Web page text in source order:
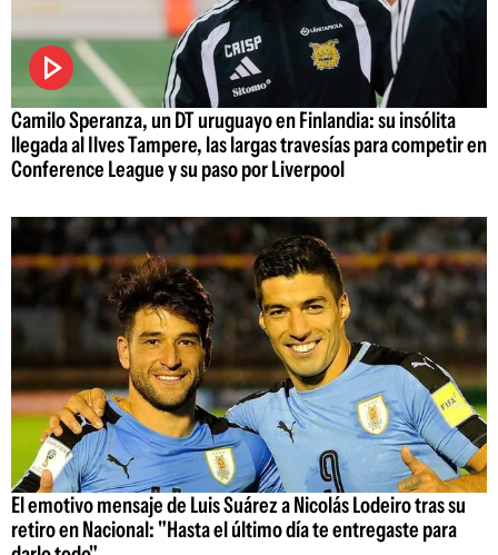
Camilo Speranza, un DT uruguayo en Finlandia: su insólita
llegada al Ilves Tampere, las largas travesías para competir en
Conference League y su paso por Liverpool
El emotivo mensaje de Luis Suárez a Nicolás Lodeiro tras su
retiro en Nacional: "Hasta el último día te entregaste para